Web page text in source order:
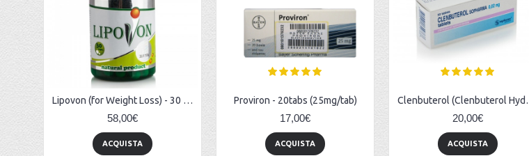
Lipovon (for Weight Loss) - 30 caps
58,00€
ACQUISTA
Proviron - 20tabs (25mg/tab)
17,00€
ACQUISTA
Clenbuterol
20,00€
ACQUISTA